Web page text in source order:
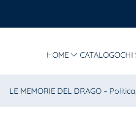
HOME CATALOGOCHI
LE MEMORIE DEL DRAGO –